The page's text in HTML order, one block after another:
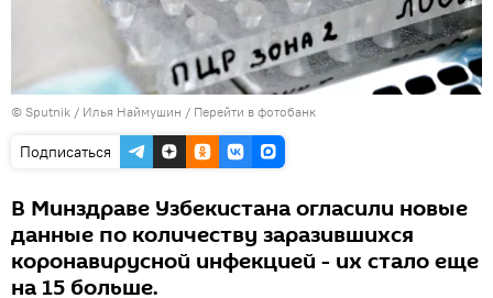
© Sputnik / Илья Наймушин / Перейти в фотобанк
Подписаться
В Минздраве Узбекистана огласили новые
данные по количеству заразившихся
коронавирусной инфекцией - их стало еще
на 15 больше.